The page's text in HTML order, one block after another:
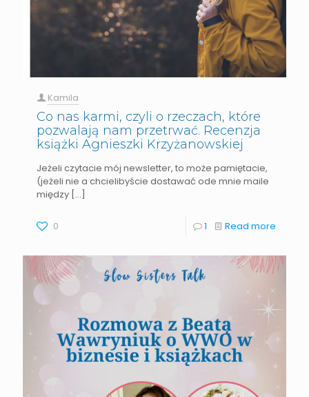
Kamila
Co nas karmi, czyli o rzeczach, które
pozwalają nam przetrwać. Recenzja
książki Agnieszki Krzyżanowskiej
Jeżeli czytacie mój newsletter, to może pamiętacie,
(jeżeli nie a chcielibyście dostawać ode mnie maile
między […]
0 1 Read more